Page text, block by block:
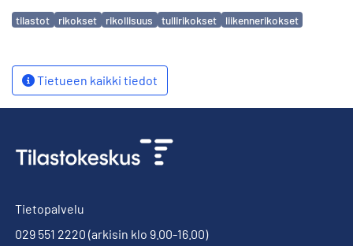
Avainsanat
tilastot rikokset rikollisuus tullirikokset liikennerikokset
Tietueen kaikki tiedot
Tietopalvelu
029 551 2220 (arkisin klo 9.00-16.00)